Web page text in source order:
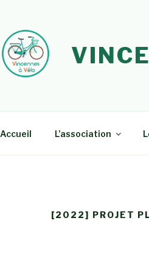
Accueil L’association
[2022] PROJET